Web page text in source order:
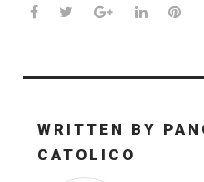
Facebook
TwitterGoogle+LinkedIn
WRITTEN BY
CATOLICO